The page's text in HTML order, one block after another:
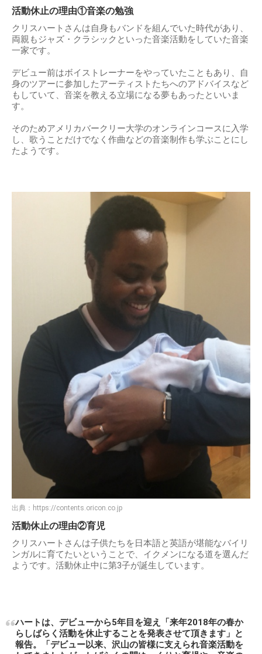
活動休止の理由①音楽の勉強
クリスハートさんは自身もバンドを組んでいた時代があり、
両親もジャズ・クラシックといった音楽活動をしていた音楽
一家です。
デビュー前はボイストレーナーをやっていたこともあり、自
身のツアーに参加したアーティストたちへのアドバイスなど
もしていて、音楽を教える立場になる夢もあったといいま
す。
そのためアメリカバークリー大学のオンラインコースに入学
し、歌うことだけでなく作曲などの音楽制作も学ぶことにし
たようです。
出典： https://contents.oricon.co.jp
活動休止の理由②育児
クリスハートさんは子供たちを日本語と英語が堪能なバイリ
ンガルに育てたいということで、イクメンになる道を選んだ
ようです。活動休止中に第3子が誕生しています。
ハートは、デビューから5年目を迎え「来年2018年の春か
らしばらく活動を休止することを発表させて頂きます」と
報告。「デビュー以来、沢山の皆様に支えられ音楽活動を